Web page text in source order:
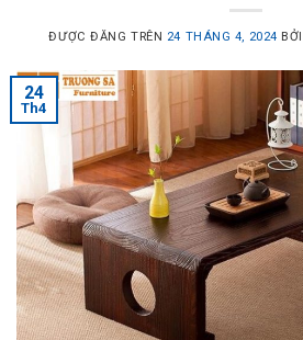
ĐƯỢC ĐĂNG TRÊN 24 THÁNG 4, 2024 BỞI
24
Th4